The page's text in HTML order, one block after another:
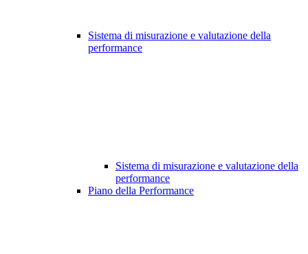
Sistema di misurazione e valutazione della
performance
Sistema di misurazione e valutazione della
performance
Piano della Performance